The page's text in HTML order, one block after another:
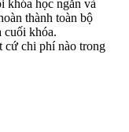
khóa học ngắn và
thành toàn bộ
cuối khóa.
cứ chi phí nào trong